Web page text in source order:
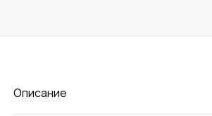
Описание